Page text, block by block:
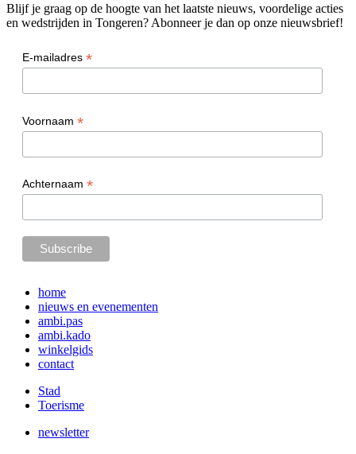
Blijf je graag op de hoogte van het laatste nieuws, voordelige acties
en wedstrijden in Tongeren? Abonneer je dan op onze nieuwsbrief!
E-mailadres *
Voornaam *
Achternaam *
home
nieuws en evenementen
ambi.pas
ambi.kado
winkelgids
contact
Stad
Toerisme
newsletter